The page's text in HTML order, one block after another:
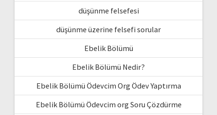
düşünme felsefesi
düşünme üzerine felsefi sorular
Ebelik Bölümü
Ebelik Bölümü Nedir?
Ebelik Bölümü Ödevcim Org Ödev Yaptırma
Ebelik Bölümü Ödevcim org Soru Çözdürme